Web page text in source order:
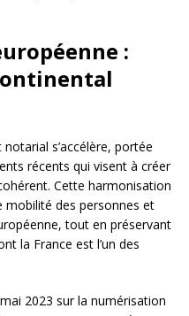
:
s’accélère, portée
récents qui visent à créer
Cette harmonisation
mobilité des personnes et
tout en préservant
la France est l’un des
2023 sur la numérisation